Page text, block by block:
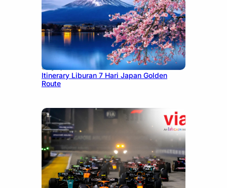
July 7, 2026
Itinerary Liburan 7 Hari Japan Golden
Route